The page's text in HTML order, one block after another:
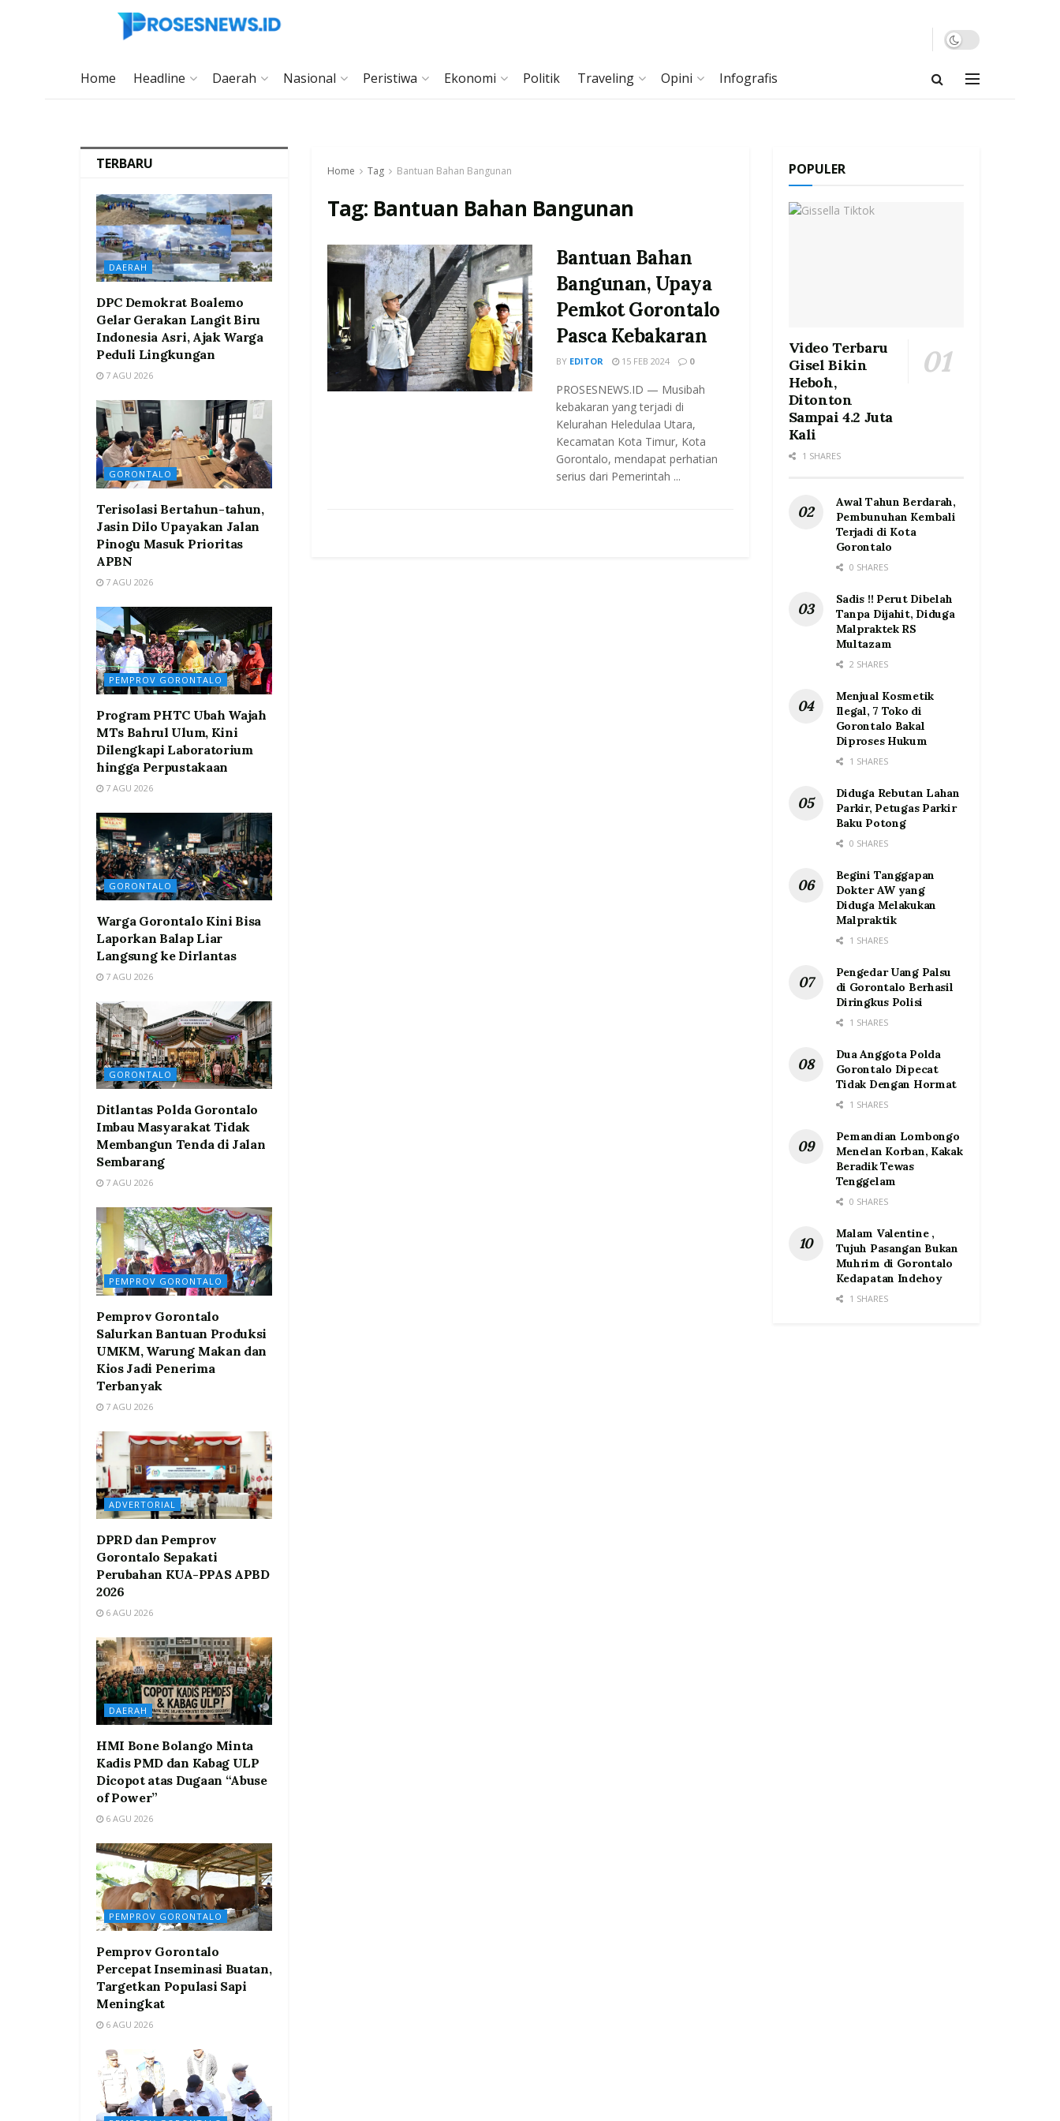
Home Headline Daerah Nasional Peristiwa Ekonomi Politik Traveling Opini Infografis
Home Tag Bantuan Bahan Bangunan
Tag: Bantuan Bahan Bangunan
Bantuan Bahan
Bangunan, Upaya
Pemkot Gorontalo
Pasca Kebakaran
BY EDITOR 15 FEB 2024 0
PROSESNEWS.ID — Musibah
kebakaran yang terjadi di
Kelurahan Heledulaa Utara,
Kecamatan Kota Timur, Kota
Gorontalo, mendapat perhatian
serius dari Pemerintah ...
TERBARU
DAERAH
DPC Demokrat Boalemo
Gelar Gerakan Langit Biru
Indonesia Asri, Ajak Warga
Peduli Lingkungan
7 AGU 2026
GORONTALO
Terisolasi Bertahun-tahun,
Jasin Dilo Upayakan Jalan
Pinogu Masuk Prioritas
APBN
7 AGU 2026
PEMPROV GORONTALO
Program PHTC Ubah Wajah
MTs Bahrul Ulum, Kini
Dilengkapi Laboratorium
hingga Perpustakaan
7 AGU 2026
GORONTALO
Warga Gorontalo Kini Bisa
Laporkan Balap Liar
Langsung ke Dirlantas
7 AGU 2026
GORONTALO
Ditlantas Polda Gorontalo
Imbau Masyarakat Tidak
Membangun Tenda di Jalan
Sembarang
7 AGU 2026
PEMPROV GORONTALO
Pemprov Gorontalo
Salurkan Bantuan Produksi
UMKM, Warung Makan dan
Kios Jadi Penerima
Terbanyak
7 AGU 2026
ADVERTORIAL
DPRD dan Pemprov
Gorontalo Sepakati
Perubahan KUA-PPAS APBD
2026
6 AGU 2026
DAERAH
HMI Bone Bolango Minta
Kadis PMD dan Kabag ULP
Dicopot atas Dugaan “Abuse
of Power”
6 AGU 2026
PEMPROV GORONTALO
Pemprov Gorontalo
Percepat Inseminasi Buatan,
Targetkan Populasi Sapi
Meningkat
6 AGU 2026
POPULER
Video Terbaru
Gisel Bikin
Heboh,
Ditonton
Sampai 4.2 Juta
Kali
1 SHARES
Awal Tahun Berdarah,
Pembunuhan Kembali
Terjadi di Kota
Gorontalo
0 SHARES
Sadis !! Perut Dibelah
Tanpa Dijahit, Diduga
Malpraktek RS
Multazam
2 SHARES
Menjual Kosmetik
Ilegal, 7 Toko di
Gorontalo Bakal
Diproses Hukum
1 SHARES
Diduga Rebutan Lahan
Parkir, Petugas Parkir
Baku Potong
0 SHARES
Begini Tanggapan
Dokter AW yang
Diduga Melakukan
Malpraktik
1 SHARES
Pengedar Uang Palsu
di Gorontalo Berhasil
Diringkus Polisi
1 SHARES
Dua Anggota Polda
Gorontalo Dipecat
Tidak Dengan Hormat
1 SHARES
Pemandian Lombongo
Menelan Korban, Kakak
Beradik Tewas
Tenggelam
0 SHARES
Malam Valentine ,
Tujuh Pasangan Bukan
Muhrim di Gorontalo
Kedapatan Indehoy
1 SHARES